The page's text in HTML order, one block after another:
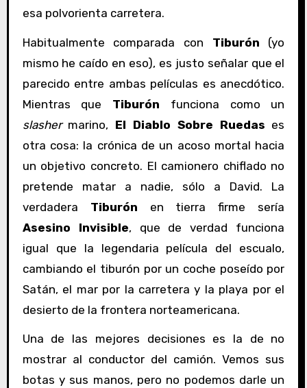
esa polvorienta carretera.
Habitualmente comparada con Tiburón (yo
mismo he caído en eso), es justo señalar que el
parecido entre ambas películas es anecdótico.
Mientras que Tiburón funciona como un
slashermarino, El Diablo Sobre Ruedas es
otra cosa: la crónica de un acoso mortal hacia
un objetivo concreto. El camionero chiflado no
pretende matar a nadie, sólo a David. La
verdadera Tiburón en tierra firme sería
Asesino Invisible, que de verdad funciona
igual que la legendaria película del escualo,
cambiando el tiburón por un coche poseído por
Satán, el mar por la carretera y la playa por el
desierto de la frontera norteamericana.
Una de las mejores decisiones es la de no
mostrar al conductor del camión. Vemos sus
botas y sus manos, pero no podemos darle un